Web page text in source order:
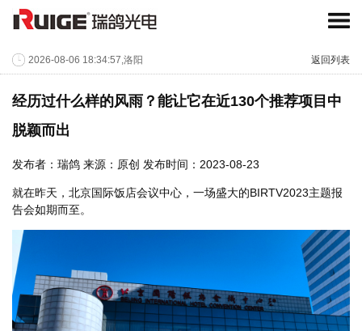
返回列表
2026-08-06 18:34:57,洛阳
经历过什么样的风雨？能让它在近130个推荐项目中
脱颖而出
发布者：瑞鸽 来源：原创 发布时间：2023-08-23
就在昨天，北京国际饭店会议中心，一场盛大的BIRTV2023主题报
告会如期而至。